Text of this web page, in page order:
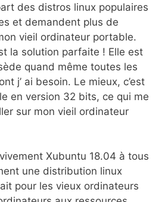
des distros linux populaires
et demandent plus de
vieil ordinateur portable.
la solution parfaite ! Elle est
quand même toutes les
j’ ai besoin. Le mieux, c’est
en version 32 bits, ce qui me
sur mon vieil ordinateur
Xubuntu 18.04 à tous
une distribution linux
pour les vieux ordinateurs